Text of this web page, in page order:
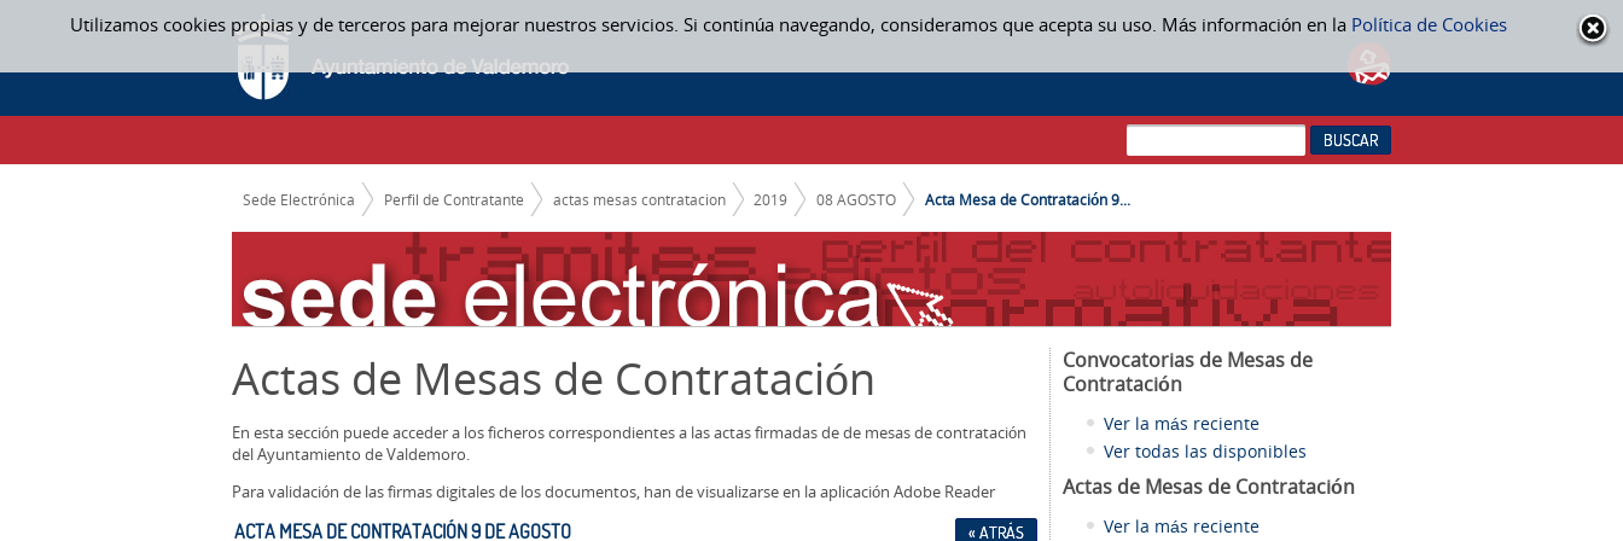
Utilizamos cookies propias y de terceros para mejorar nuestros servicios. Si continúa navegando, consideramos que acepta su uso. Más información en la Política de Cookies
Saltar al contenido
ACTAS MESAS CONTRATACION
CAMINO DE MIGAS
Sede Electrónica Perfil de Contratante actas mesas contratacion 2019 08 AGOSTO Acta Mesa de Contratación 9...
Actas de Mesas de Contratación
En esta sección puede acceder a los ficheros correspondientes a las actas firmadas de de mesas de contratación
del Ayuntamiento de Valdemoro.
Para validación de las firmas digitales de los documentos, han de visualizarse en la aplicación Adobe Reader
« ATRÁS
ACTA MESA DE CONTRATACIÓN 9 DE AGOSTO
Convocatorias de Mesas de
Contratación
Ver la más reciente
Ver todas las disponibles
Actas de Mesas de Contratación
Ver la más reciente